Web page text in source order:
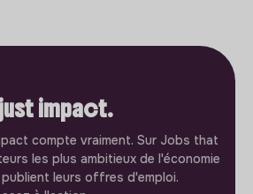
impact.
compte vraiment. Sur Jobs that
les plus ambitieux de l'économie
leurs offres d'emploi.